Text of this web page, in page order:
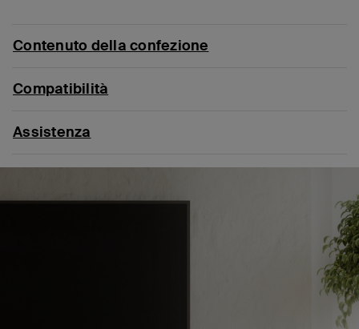
Contenuto della confezione
Compatibilità
Assistenza